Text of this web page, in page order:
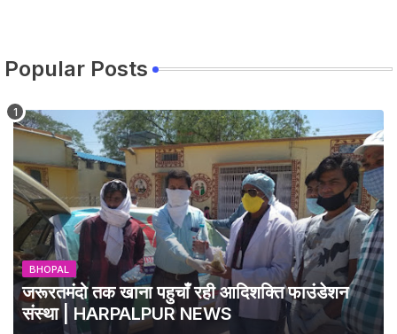
Popular Posts
BHOPAL
जरूरतमंदो तक खाना पहुचाँ रही आदिशक्ति फाउंडेशन
संस्था | HARPALPUR NEWS